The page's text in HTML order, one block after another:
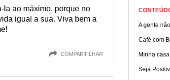
la ao máximo, porque no
igual a sua. Viva bem a
COMPARTILHAR
A gente
Café com
Minha
Seja